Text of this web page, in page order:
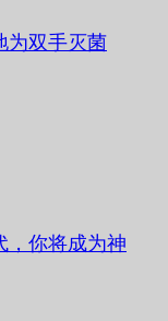
为双手灭菌
，你将成为神